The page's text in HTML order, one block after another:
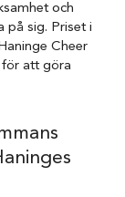
och
på sig. Priset i
Cheer
för att göra